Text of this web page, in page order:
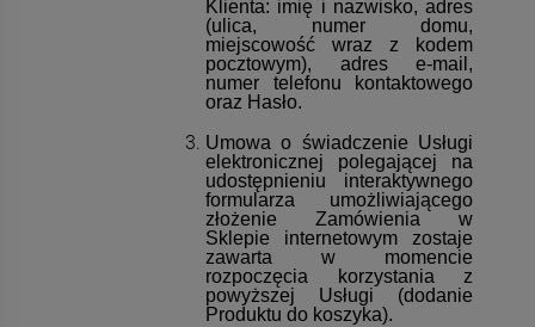
Klienta: imię i nazwisko, adres
(ulica, numer domu,
miejscowość wraz z kodem
pocztowym), adres e-mail,
numer telefonu kontaktowego
oraz Hasło.
Umowa o świadczenie Usługi
elektronicznej polegającej na
udostępnieniu interaktywnego
formularza umożliwiającego
złożenie Zamówienia w
Sklepie internetowym zostaje
zawarta w momencie
rozpoczęcia korzystania z
powyższej Usługi (dodanie
Produktu do koszyka).